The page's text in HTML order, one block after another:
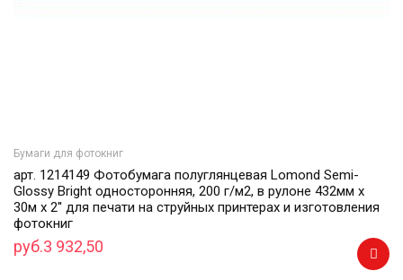
Бумаги для фотокниг
арт. 1214149 Фотобумага полуглянцевая Lomond Semi-
Glossy Bright односторонняя, 200 г/м2, в рулоне 432мм х
30м х 2'' для печати на струйных принтерах и изготовления
фотокниг
руб.3 932,50